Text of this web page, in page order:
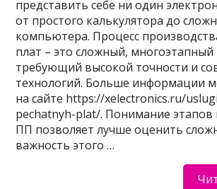
представить себе ни один
от простого калькулятора до
компьютера. Процесс
плат – это сложный, многоэтапный
требующий высокой точности и
технологий. Больше информации
на сайте https://xelectronics.ru/
pechatnyh-plat/. Понимание этапов
ПП позволяет лучше оценить
важность этого …